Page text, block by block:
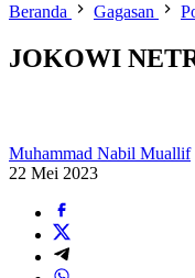
Beranda
Gagasan
JOKOWI
Muhammad Nabil Muallif
22 Mei 2023